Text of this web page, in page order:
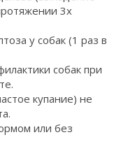
3х
у собак (1 раз в
собак при
купание) не
или без